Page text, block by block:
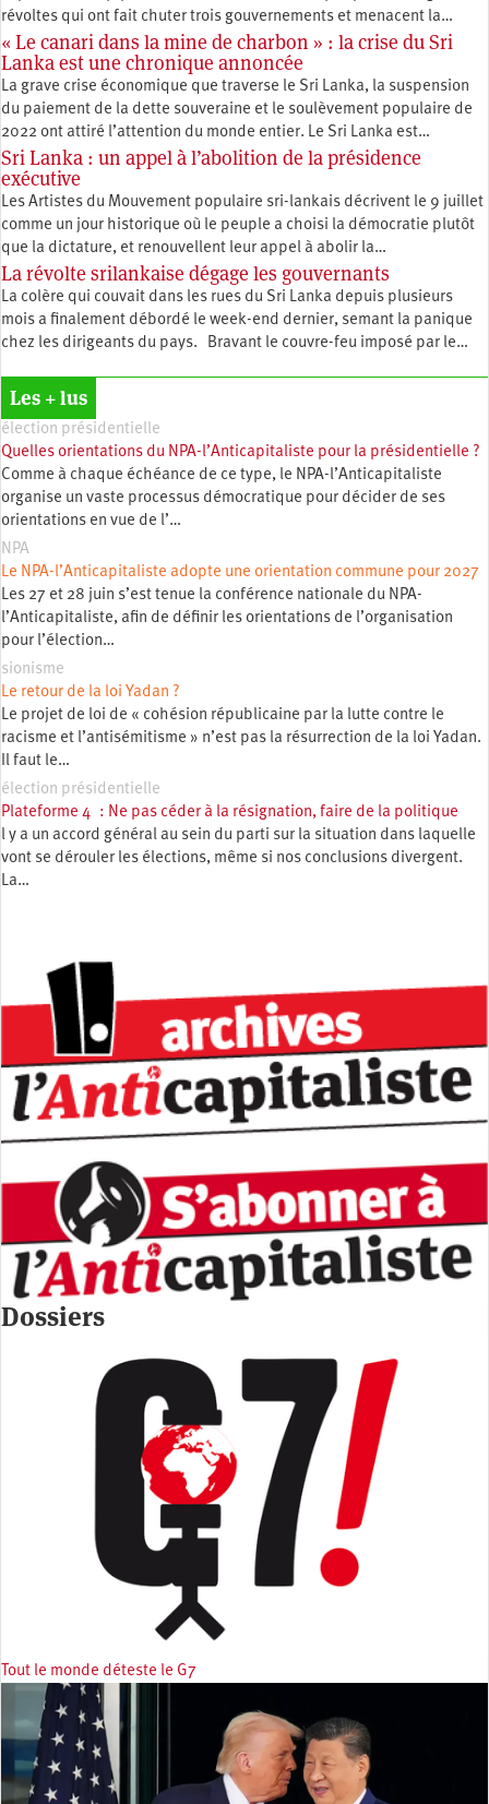
révoltes qui ont fait chuter trois gouvernements et menacent la…
« Le canari dans la mine de charbon » : la crise du Sri
Lanka est une chronique annoncée
La grave crise économique que traverse le Sri Lanka, la suspension
du paiement de la dette souveraine et le soulèvement populaire de
2022 ont attiré l’attention du monde entier. Le Sri Lanka est…
Sri Lanka : un appel à l’abolition de la présidence
exécutive
Les Artistes du Mouvement populaire sri-lankais décrivent le 9 juillet
comme un jour historique où le peuple a choisi la démocratie plutôt
que la dictature, et renouvellent leur appel à abolir la…
La révolte srilankaise dégage les gouvernants
La colère qui couvait dans les rues du Sri Lanka depuis plusieurs
mois a finalement débordé le week-end dernier, semant la panique
chez les dirigeants du pays. Bravant le couvre-feu imposé par le…
Les + lus
élection présidentielle
Quelles orientations du NPA-l’Anticapitaliste pour la présidentielle ?
Comme à chaque échéance de ce type, le NPA-l’Anticapitaliste
organise un vaste processus démocratique pour décider de ses
orientations en vue de l’…
NPA
Le NPA-l’Anticapitaliste adopte une orientation commune pour 2027
Les 27 et 28 juin s’est tenue la conférence nationale du NPA-
l’Anticapitaliste, afin de définir les orientations de l’organisation
pour l’élection…
sionisme
Le retour de la loi Yadan ?
Le projet de loi de « cohésion républicaine par la lutte contre le
racisme et l’antisémitisme » n’est pas la résurrection de la loi Yadan.
Il faut le…
élection présidentielle
Plateforme 4 : Ne pas céder à la résignation, faire de la politique
l y a un accord général au sein du parti sur la situation dans laquelle
vont se dérouler les élections, même si nos conclusions divergent.
La…
Dossiers
Tout le monde déteste le G7